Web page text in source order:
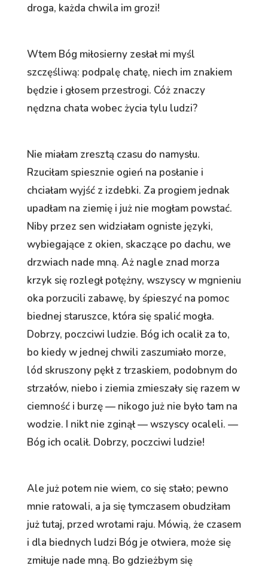
droga, każda chwila im grozi!
Wtem Bóg miłosierny zesłał mi myśl
szczęśliwą: podpalę chatę, niech im znakiem
będzie i głosem przestrogi. Cóż znaczy
nędzna chata wobec życia tylu ludzi?
Nie miałam zresztą czasu do namysłu.
Rzuciłam spiesznie ogień na posłanie i
chciałam wyjść z izdebki. Za progiem jednak
upadłam na ziemię i już nie mogłam powstać.
Niby przez sen widziałam ogniste języki,
wybiegające z okien, skaczące po dachu, we
drzwiach nade mną. Aż nagle znad morza
krzyk się rozległ potężny, wszyscy w mgnieniu
oka porzucili zabawę, by śpieszyć na pomoc
biednej staruszce, która się spalić mogła.
Dobrzy, poczciwi ludzie. Bóg ich ocalił za to,
bo kiedy w jednej chwili zaszumiało morze,
lód skruszony pękł z trzaskiem, podobnym do
strzałów, niebo i ziemia zmieszały się razem w
ciemność i burzę — nikogo już nie było tam na
wodzie. I nikt nie zginął — wszyscy ocaleli. —
Bóg ich ocalił. Dobrzy, poczciwi ludzie!
Ale już potem nie wiem, co się stało; pewno
mnie ratowali, a ja się tymczasem obudziłam
już tutaj, przed wrotami raju. Mówią, że czasem
i dla biednych ludzi Bóg je otwiera, może się
zmiłuje nade mną. Bo gdzieżbym się